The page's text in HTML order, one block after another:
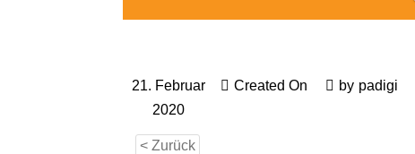
Created On
21. Februar
2020
by padigi
< Zurück